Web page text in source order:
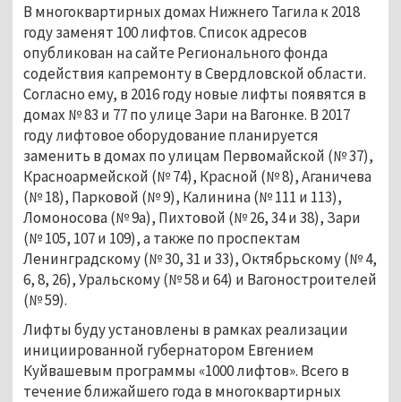
В многоквартирных домах Нижнего Тагила к 2018
году заменят 100 лифтов. Список адресов
опубликован на сайте Регионального фонда
содействия капремонту в Свердловской области.
Согласно ему, в 2016 году новые лифты появятся в
домах № 83 и 77 по улице Зари на Вагонке. В 2017
году лифтовое оборудование планируется
заменить в домах по улицам Первомайской (№ 37),
Красноармейской (№ 74), Красной (№ 8), Аганичева
(№ 18), Парковой (№ 9), Калинина (№ 111 и 113),
Ломоносова (№ 9а), Пихтовой (№ 26, 34 и 38), Зари
(№ 105, 107 и 109), а также по проспектам
Ленинградскому (№ 30, 31 и 33), Октябрьскому (№ 4,
6, 8, 26), Уральскому (№ 58 и 64) и Вагоностроителей
(№ 59).
Лифты буду установлены в рамках реализации
инициированной губернатором Евгением
Куйвашевым программы «1000 лифтов». Всего в
течение ближайшего года в многоквартирных